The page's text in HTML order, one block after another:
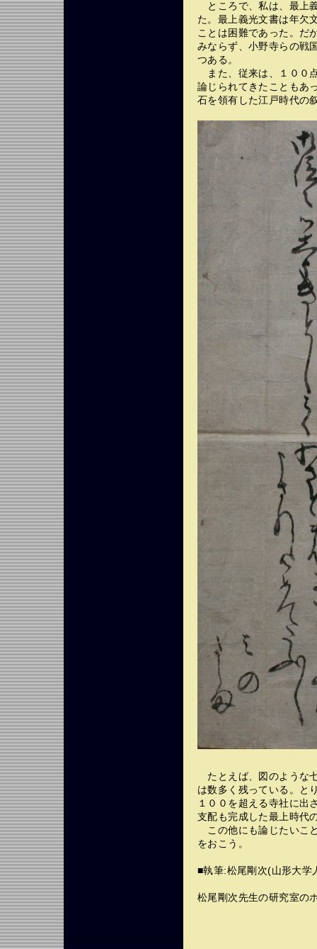
ところで、私は、最上
た。最上義光文書は年欠
ことは困難であった。だ
みならず、小野寺らの戦
つある。
また、従来は、１００
論じられてきたこともあ
石を領有した江戸時代の
たとえば、図のような
は数多く残っている。と
１００を超える寺社に出
支配も完成した最上時代
この他にも論じたいこ
をおこう。
■執筆:松尾剛次(山形大
松尾剛次先生の研究室の